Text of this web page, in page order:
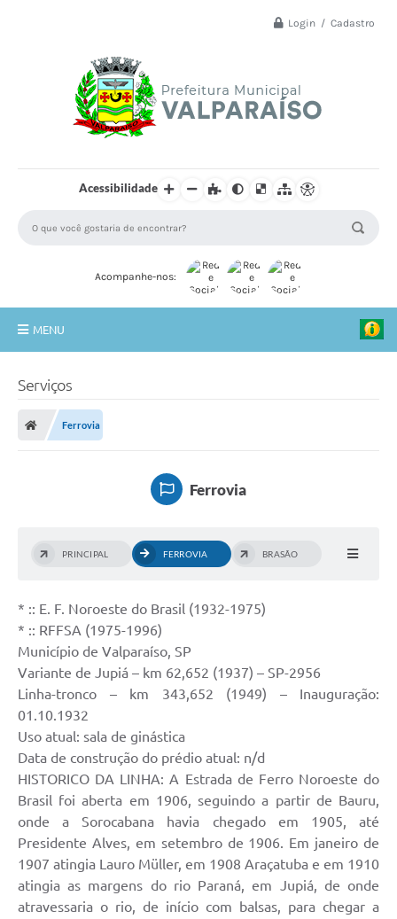
Login / Cadastro
Acessibilidade
Acompanhe-nos:
MENU
A Nossa Cidade
SECRETARIA E DEPARTAMENTOS
Editais
Diário Oficial
Serviços
Defesa Civil
Fale com o Prefeito
Leis Municipais Online
Galeria de Fotos
Contratos
Serviços
Ferrovia
Ferrovia
PRINCIPAL FERROVIA BRASÃO
* :: E. F. Noroeste do Brasil (1932-1975)
* :: RFFSA (1975-1996)
Município de Valparaíso, SP
Variante de Jupiá – km 62,652 (1937) – SP-2956
Linha-tronco – km 343,652 (1949) – Inauguração:
01.10.1932
Uso atual: sala de ginástica
Data de construção do prédio atual: n/d
HISTORICO DA LINHA: A Estrada de Ferro Noroeste do
Brasil foi aberta em 1906, seguindo a partir de Bauru,
onde a Sorocabana havia chegado em 1905, até
Presidente Alves, em setembro de 1906. Em janeiro de
1907 atingia Lauro Müller, em 1908 Araçatuba e em 1910
atingia as margens do rio Paraná, em Jupiá, de onde
atravessaria o rio, de início com balsas, para chegar a